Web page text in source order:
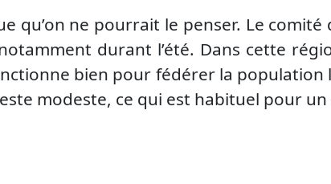
qu’on ne pourrait le penser. Le
durant l’été. Dans cette
bien pour fédérer la population
modeste, ce qui est habituel pour